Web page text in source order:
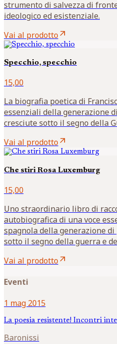
strumento di salvezza di
ideologico ed esistenziale.
Vai al prodottoarrow_outward
Specchio, specchio
15,00
La biografia poetica di
essenziali della generazione
cresciute sotto il segno della
Vai al prodottoarrow_outward
Che stiri Rosa Luxemburg
15,00
Uno straordinario libro di
autobiografica di una voce
spagnola della generazione
sotto il segno della guerra e
Vai al prodottoarrow_outward
Eventi
1 mag 2015
La poesia resistente! Incontri
Baronissi